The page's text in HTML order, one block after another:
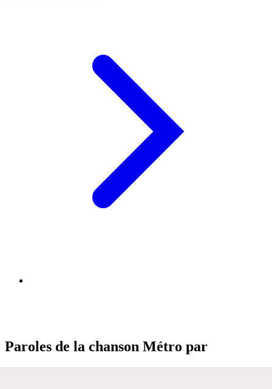
Paroles de la chanson Métro par